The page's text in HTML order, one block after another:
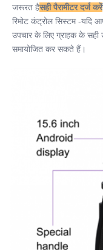
जरूरत हैसही पैरामीटर दर्ज करें
रिमोट कंट्रोल सिस्टम -
उपचार के लिए ग्राहक के सही
समायोजित कर सकते हैं।